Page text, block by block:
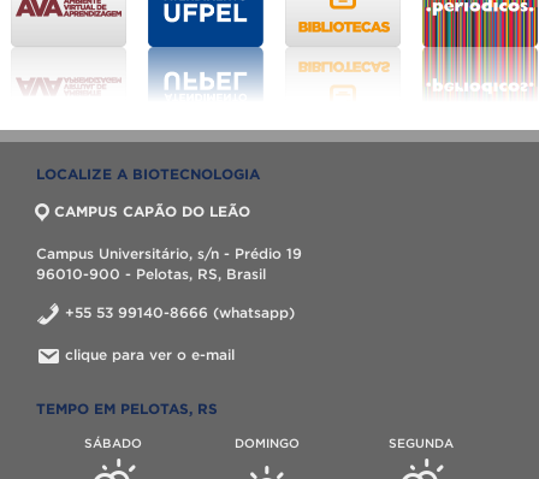
LOCALIZE A BIOTECNOLOGIA
CAMPUS CAPÃO DO LEÃO
Campus Universitário, s/n - Prédio 19
96010-900 - Pelotas, RS, Brasil
+55 53 99140-8666 (whatsapp)
clique para ver o e-mail
TEMPO EM PELOTAS, RS
SÁBADO DOMINGO SEGUNDA